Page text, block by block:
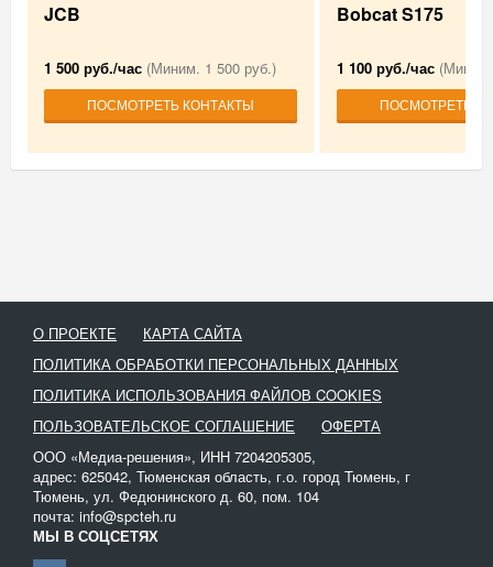
JCB
1 500 руб./час (Миним. 1 500 руб.)
ПОСМОТРЕТЬ КОНТАКТЫ
Bobcat S175
1 100 руб./час
ПОСМОТРЕТЬ
О ПРОЕКТЕ
КАРТА САЙТА
ПОЛИТИКА ОБРАБОТКИ ПЕРСОНАЛЬНЫХ ДАННЫХ
ПОЛИТИКА ИСПОЛЬЗОВАНИЯ ФАЙЛОВ COOKIES
ПОЛЬЗОВАТЕЛЬСКОЕ СОГЛАШЕНИЕ
ОФЕРТА
ООО «Медиа-решения», ИНН 7204205305,
адрес: 625042, Тюменская область, г.о. город Тюмень, г
Тюмень, ул. Федюнинского д. 60, пом. 104
почта: info@spcteh.ru
МЫ В СОЦСЕТЯХ